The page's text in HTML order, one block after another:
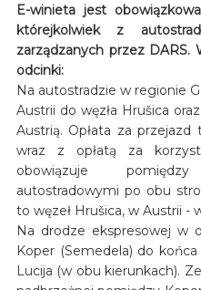
E-winieta jest
którejkolwiek z
zarządzanych przez DARS.
odcinki:
Na autostradzie w regionie
Austrii do węzła Hrušica
Austrią. Opłata za
wraz z opłatą za
obowiązuje
autostradowymi po obu
to węzeł Hrušica, w Austrii -
Na drodze ekspresowej w
Koper (Semedela) do
Lucija (w obu kierunkach).